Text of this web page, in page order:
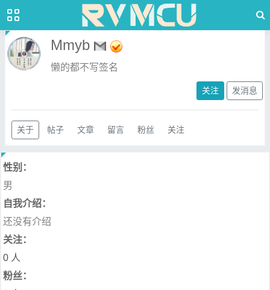
Mmyb
懒的都不写签名
关注 发消息
关于 帖子 文章 留言 粉丝 关注
性别：
男
自我介绍：
还没有介绍
关注：
0 人
粉丝：